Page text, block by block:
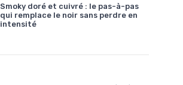
Smoky doré et cuivré : le pas-à-pas
qui remplace le noir sans perdre en
intensité